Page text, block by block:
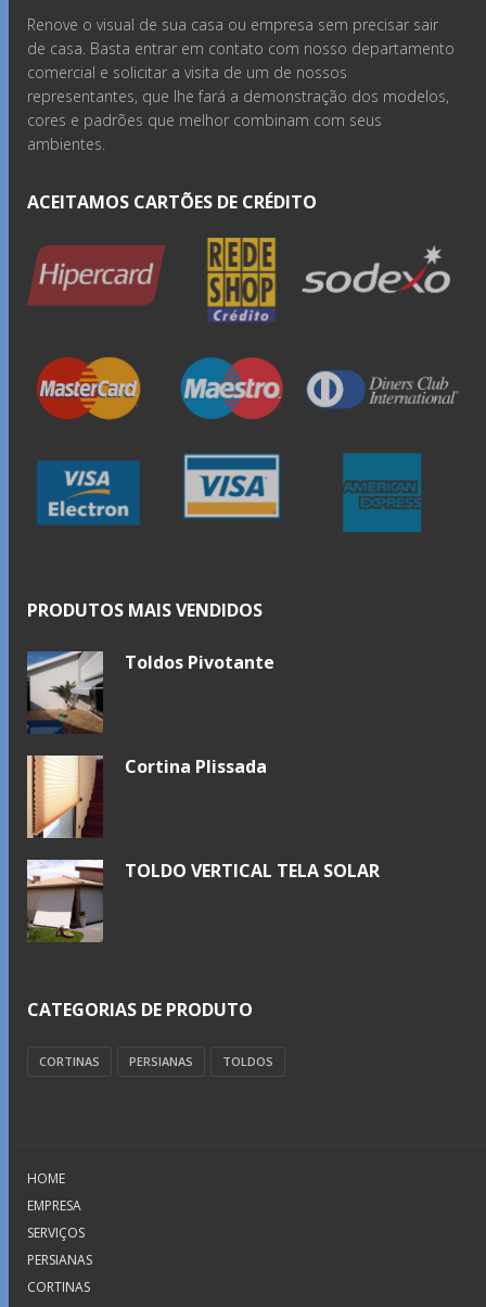
Renove o visual de sua casa ou empresa sem precisar sair
de casa. Basta entrar em contato com nosso departamento
comercial e solicitar a visita de um de nossos
representantes, que lhe fará a demonstração dos modelos,
cores e padrões que melhor combinam com seus
ambientes.
ACEITAMOS CARTÕES DE CRÉDITO
PRODUTOS MAIS VENDIDOS
Toldos Pivotante
Cortina Plissada
TOLDO VERTICAL TELA SOLAR
CATEGORIAS DE PRODUTO
CORTINAS PERSIANAS TOLDOS
HOME
EMPRESA
SERVIÇOS
PERSIANAS
CORTINAS